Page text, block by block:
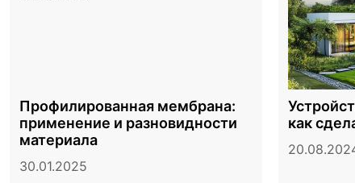
Профилированная мембрана:
применение и разновидности
материала
30.01.2025
как